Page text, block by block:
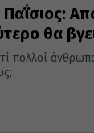
Παΐσιος:
θα
πολλοί